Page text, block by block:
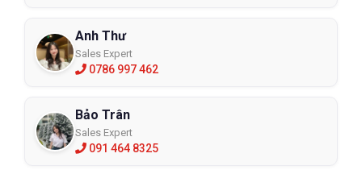
Anh Thư
Sales Expert
0786 997 462
Bảo Trân
Sales Expert
091 464 8325